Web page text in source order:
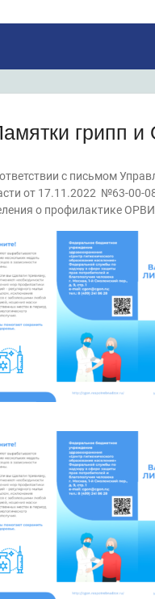
грипп
с письмом
от 17.11.2022 №63-00-
о профилактике